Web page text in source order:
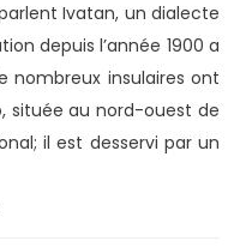
Ivatan, un dialecte
depuis l’année 1900 a
nombreux insulaires ont
située au nord-ouest de
il est desservi par un